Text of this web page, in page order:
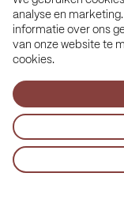
is inmiddels
Seasons. U kunt
comfortabele
zowel in de
verhuurd.
analyse en
informatie over ons
van onze website te
cookies.